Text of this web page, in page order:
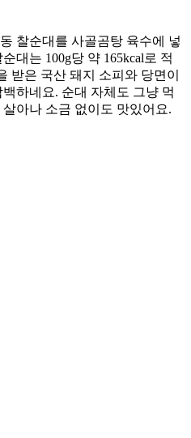
찰순대를 사골곰탕 육수에 넣
대는 100g당 약 165kcal로 적
받은 국산 돼지 소피와 당면이
하네요. 순대 자체도 그냥 먹
아나 소금 없이도 맛있어요.